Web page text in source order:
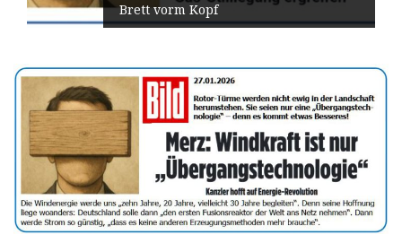
Brett vorm Kopf